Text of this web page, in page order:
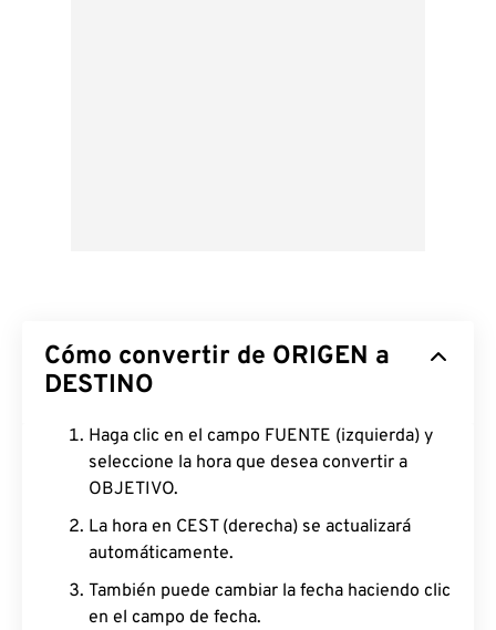
Cómo convertir de ORIGEN a
DESTINO
Haga clic en el campo FUENTE (izquierda) y
seleccione la hora que desea convertir a
OBJETIVO.
La hora en CEST (derecha) se actualizará
automáticamente.
También puede cambiar la fecha haciendo clic
en el campo de fecha.